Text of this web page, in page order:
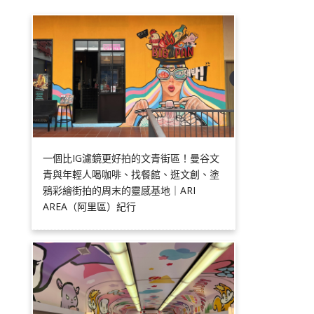
一個比IG濾鏡更好拍的文青街區！曼谷文
青與年輕人喝咖啡、找餐館、逛文創、塗
鴉彩繪街拍的周末的靈感基地｜ARI
AREA（阿里區）紀行